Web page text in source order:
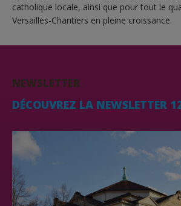
catholique locale, ainsi que pour tout le
Versailles-Chantiers en pleine croissance.
NEWSLETTER
DÉCOUVREZ LA NEWSLETTER